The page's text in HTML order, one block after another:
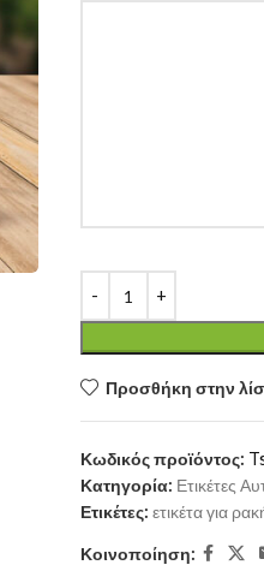
Προσθήκη στην
Κωδικός προϊόντος:
Κατηγορία: Ετικέτες
Ετικέτες: ετικέτα για
Κοινοποίηση: